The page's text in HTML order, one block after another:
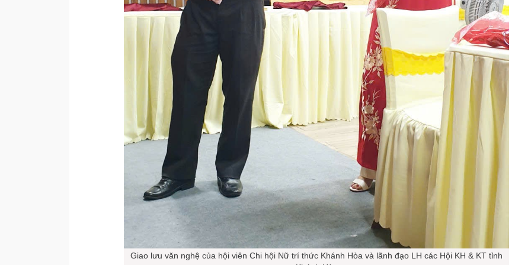
Giao lưu văn nghệ của hội viên Chi hội Nữ trí thức Khánh Hòa và lãnh đạo LH các Hội KH & KT tỉnh